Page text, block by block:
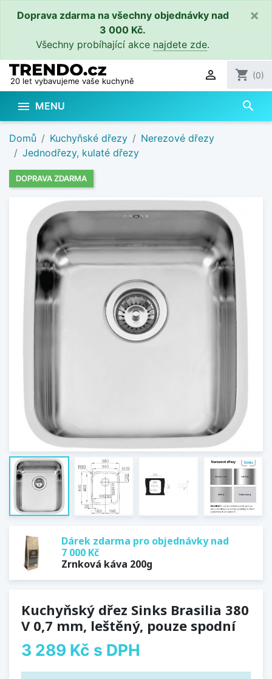
Doprava zdarma na všechny objednávky nad
3 000 Kč.
Všechny probíhající akce najdete zde.
×
20 let vybavujeme vaše kuchyně  shopping_cart (0)
 MENU search
Domů Kuchyňské dřezy
Nerezové dřezy
Jednodřezy, kulaté dřezy
DOPRAVA ZDARMA
Dárek zdarma pro objednávky nad
7 000 Kč
Zrnková káva 200g
Kuchyňský dřez Sinks Brasilia 380
V 0,7 mm, leštěný, pouze spodní
3 289 Kč s DPH